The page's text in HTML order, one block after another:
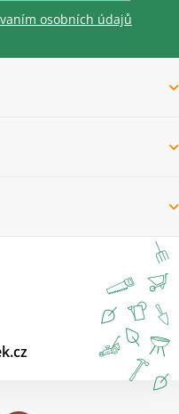
osobních údajů